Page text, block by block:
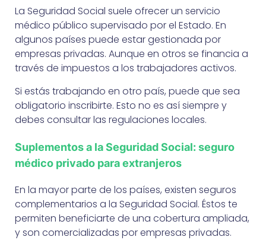
La Seguridad Social suele ofrecer un servicio
médico público supervisado por el Estado. En
algunos países puede estar gestionada por
empresas privadas. Aunque en otros se financia a
través de impuestos a los trabajadores activos.
Si estás trabajando en otro país, puede que sea
obligatorio inscribirte. Esto no es así siempre y
debes consultar las regulaciones locales.
Suplementos a la Seguridad Social: seguro
médico privado para extranjeros
En la mayor parte de los países, existen seguros
complementarios a la Seguridad Social. Éstos te
permiten beneficiarte de una cobertura ampliada,
y son comercializadas por empresas privadas.